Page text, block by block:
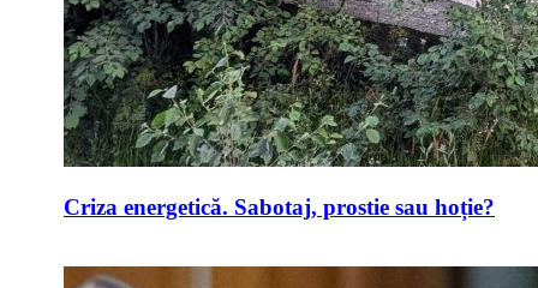
Criza energetică. Sabotaj, prostie sau hoție?